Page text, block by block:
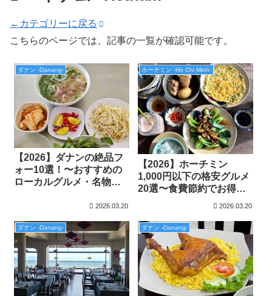
←カテゴリーに戻る
こちらのページでは、記事の一覧が確認可能です。
ダナン -Danang-
【2026】ダナンの絶品フ
ォー10選！〜おすすめの
ローカルグルメ・名物・
2026.03.20
ホーチミン -Ho Chi Minh-
【2026】ホーチミン
1,000円以下の格安グルメ
20選〜食費節約でお得
2026.03.20
ダナン -Danang- ダナン -Danang-